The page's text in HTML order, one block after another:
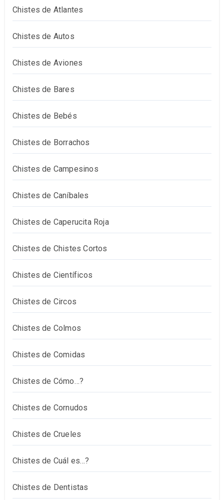
Chistes de Atlantes
Chistes de Autos
Chistes de Aviones
Chistes de Bares
Chistes de Bebés
Chistes de Borrachos
Chistes de Campesinos
Chistes de Caníbales
Chistes de Caperucita Roja
Chistes de Chistes Cortos
Chistes de Científicos
Chistes de Circos
Chistes de Colmos
Chistes de Comidas
Chistes de Cómo…?
Chistes de Cornudos
Chistes de Crueles
Chistes de Cuál es…?
Chistes de Dentistas